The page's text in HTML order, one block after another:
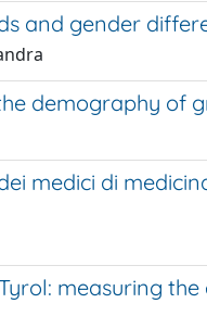
and gender
demography of
medici di
measuring